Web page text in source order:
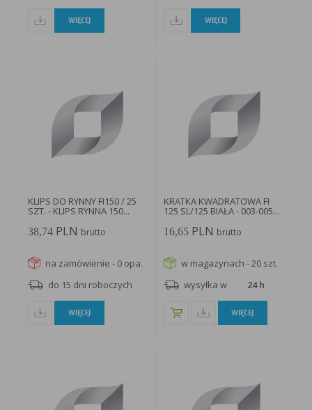
WIĘCEJ WIĘCEJ
KLIPS DO RYNNY FI150 / 25
SZT. - KLIPS RYNNA 150...
38,74PLN brutto
na zamówienie - 0 opa.
do 15 dni roboczych
WIĘCEJ
KRATKA KWADRATOWA FI
125 SL/125 BIAŁA - 003-005...
16,65 PLN brutto
w magazynach - 20 szt.
wysyłka w
24 h
WIĘCEJ